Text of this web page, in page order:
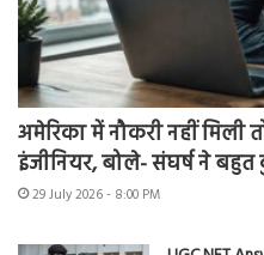
अमेरिका में नौकरी नहीं मिली
इंजीनियर, बोले- संघर्ष ने
29 July 2026 - 8:00 PM